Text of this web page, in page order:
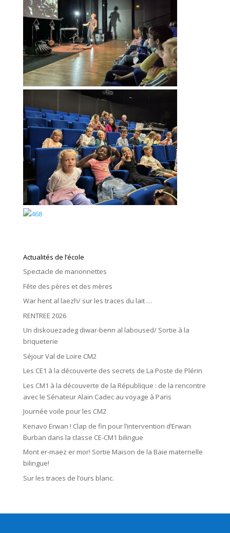
Actualités de l’école
Spectacle de marionnettes
Fête des pères et des mères
War hent al laezh/ sur les traces du lait …
RENTREE 2026
Un diskouezadeg diwar-benn al laboused/ Sortie à la
briqueterie
Séjour Val de Loire CM2
Les CE1 à la découverte des secrets de La Poste de Plérin
Les CM1 à la découverte de la République : de la rencontre
avec le Sénateur Alain Cadec au voyage à Paris
Journée voile pour les CM2
Kenavo Erwan ! Clap de fin pour l’intervention d’Erwan
Burban dans la classe CE-CM1 bilingue
Mont er-maez er mor! Sortie Maison de la Baie maternelle
bilingue!
Sur les traces de l’ours blanc.